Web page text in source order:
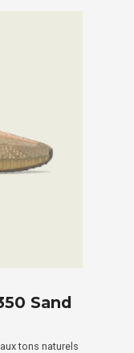
Sand
tons naturels